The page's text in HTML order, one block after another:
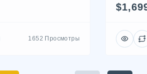
1652 Просмотры